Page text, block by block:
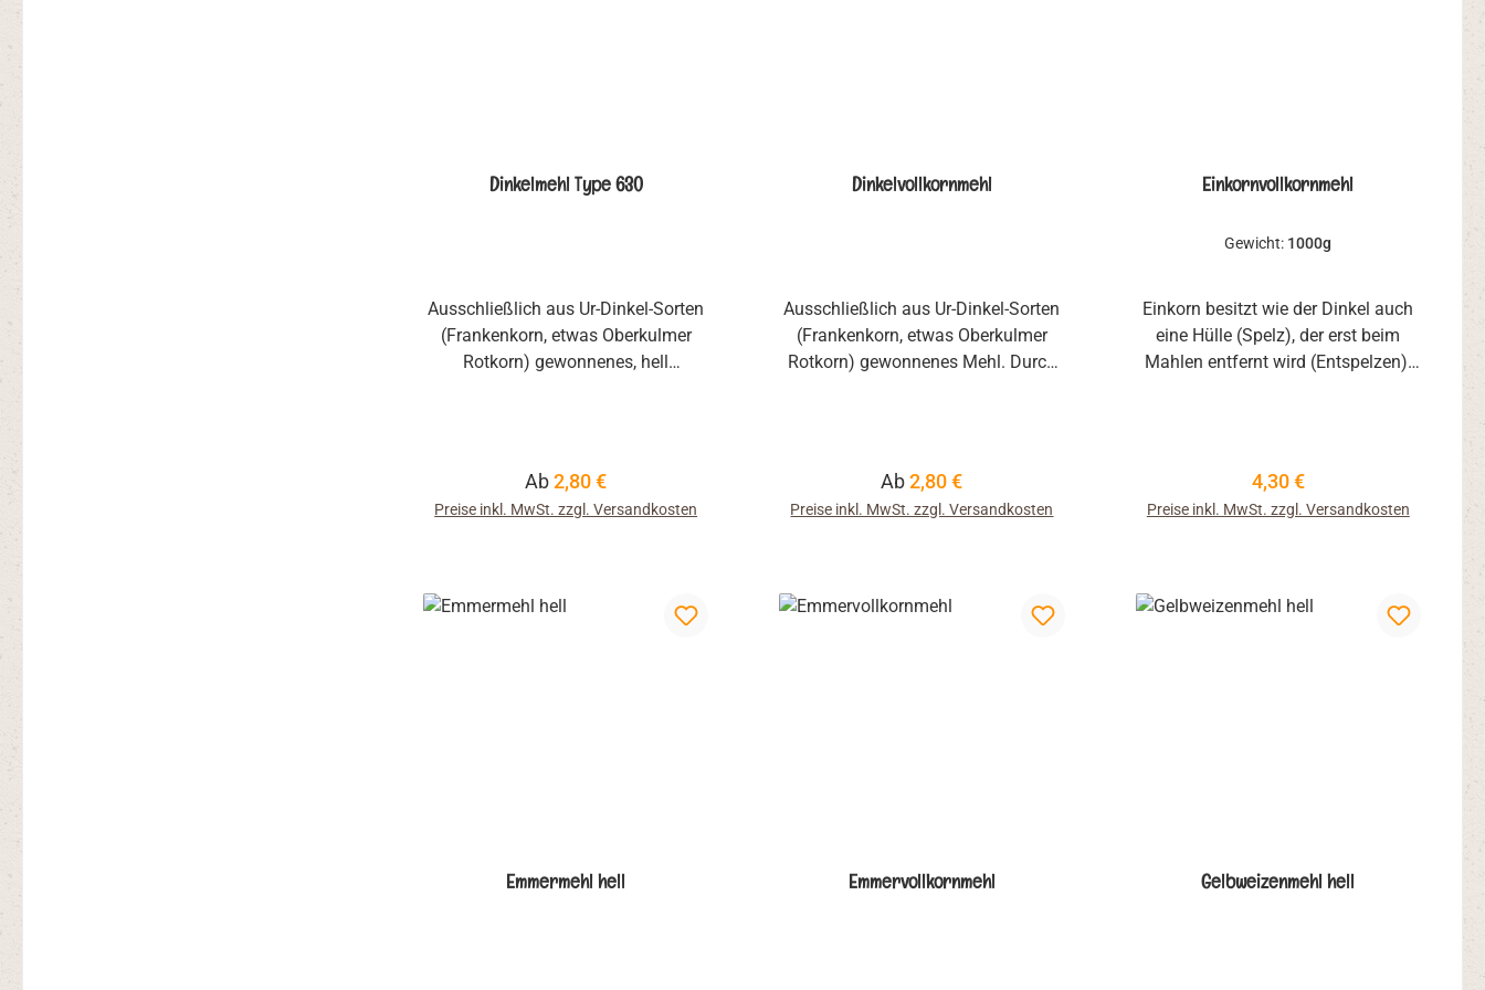
Dinkelmehl Type 630
Ausschließlich aus Ur-Dinkel-Sorten
(Frankenkorn, etwas Oberkulmer
Rotkorn) gewonnenes, hell
helle Brote oder auch Hefefeinteige
eingesetzt.
Regulärer Preis:
Ab2,80 €
Preise inkl. MwSt. zzgl. Versandkosten
Dinkelvollkornmehl
Ausschließlich aus Ur-Dinkel-Sorten
(Frankenkorn, etwas Oberkulmer
Rotkorn) gewonnenes Mehl. Durch
Backverhalten führt.
Regulärer Preis:
Ab2,80 €
Preise inkl. MwSt. zzgl. Versandkosten
Einkornvollkornmehl
Gewicht: 1000g
Einkorn besitzt wie der Dinkel auch
eine Hülle (Spelz), der erst beim
Mahlen entfernt wird (Entspelzen).
vertragen, könnten mit Einkorn eine
Alternative für sich finden. Durch
fein, was zu einem besseren
Regulärer Preis:
4,30 €
Preise inkl. MwSt. zzgl. Versandkosten
Emmermehl hell Emmervollkornmehl Gelbweizenmehl hell